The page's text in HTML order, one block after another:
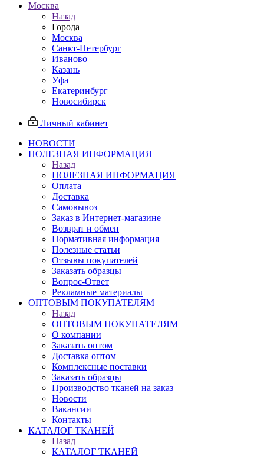
Москва
Назад
Города
Москва
Санкт-Петербург
Иваново
Казань
Уфа
Екатеринбург
Новосибирск
Личный кабинет
НОВОСТИ
ПОЛЕЗНАЯ ИНФОРМАЦИЯ
Назад
ПОЛЕЗНАЯ ИНФОРМАЦИЯ
Оплата
Доставка
Самовывоз
Заказ в Интернет-магазине
Возврат и обмен
Нормативная информация
Полезные статьи
Отзывы покупателей
Заказать образцы
Вопрос-Ответ
Рекламные материалы
ОПТОВЫМ ПОКУПАТЕЛЯМ
Назад
ОПТОВЫМ ПОКУПАТЕЛЯМ
О компании
Заказать оптом
Доставка оптом
Комплексные поставки
Заказать образцы
Производство тканей на заказ
Новости
Вакансии
Контакты
КАТАЛОГ ТКАНЕЙ
Назад
КАТАЛОГ ТКАНЕЙ